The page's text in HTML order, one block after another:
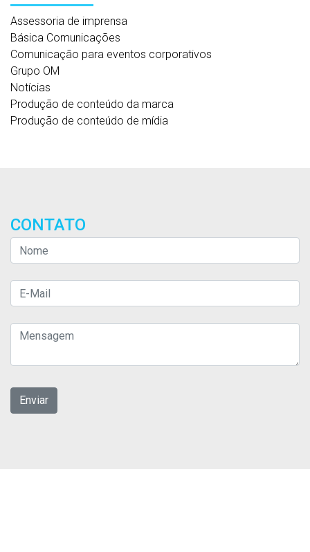
Assessoria de imprensa
Básica Comunicações
Comunicação para eventos corporativos
Grupo OM
Notícias
Produção de conteúdo da marca
Produção de conteúdo de mídia
CONTATO